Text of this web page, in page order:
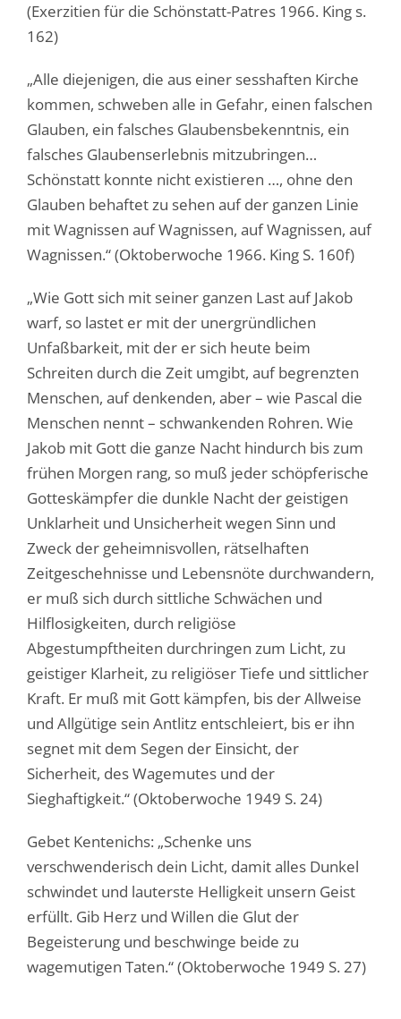
(Exerzitien für die Schönstatt-Patres 1966. King s.
162)
„Alle diejenigen, die aus einer sesshaften Kirche
kommen, schweben alle in Gefahr, einen falschen
Glauben, ein falsches Glaubensbekenntnis, ein
falsches Glaubenserlebnis mitzubringen…
Schönstatt konnte nicht existieren …, ohne den
Glauben behaftet zu sehen auf der ganzen Linie
mit Wagnissen auf Wagnissen, auf Wagnissen, auf
Wagnissen.“ (Oktoberwoche 1966. King S. 160f)
„Wie Gott sich mit seiner ganzen Last auf Jakob
warf, so lastet er mit der unergründlichen
Unfaßbarkeit, mit der er sich heute beim
Schreiten durch die Zeit umgibt, auf begrenzten
Menschen, auf denkenden, aber – wie Pascal die
Menschen nennt – schwankenden Rohren. Wie
Jakob mit Gott die ganze Nacht hindurch bis zum
frühen Morgen rang, so muß jeder schöpferische
Gotteskämpfer die dunkle Nacht der geistigen
Unklarheit und Unsicherheit wegen Sinn und
Zweck der geheimnisvollen, rätselhaften
Zeitgeschehnisse und Lebensnöte durchwandern,
er muß sich durch sittliche Schwächen und
Hilflosigkeiten, durch religiöse
Abgestumpftheiten durchringen zum Licht, zu
geistiger Klarheit, zu religiöser Tiefe und sittlicher
Kraft. Er muß mit Gott kämpfen, bis der Allweise
und Allgütige sein Antlitz entschleiert, bis er ihn
segnet mit dem Segen der Einsicht, der
Sicherheit, des Wagemutes und der
Sieghaftigkeit.“ (Oktoberwoche 1949 S. 24)
Gebet Kentenichs: „Schenke uns
verschwenderisch dein Licht, damit alles Dunkel
schwindet und lauterste Helligkeit unsern Geist
erfüllt. Gib Herz und Willen die Glut der
Begeisterung und beschwinge beide zu
wagemutigen Taten.“ (Oktoberwoche 1949 S. 27)